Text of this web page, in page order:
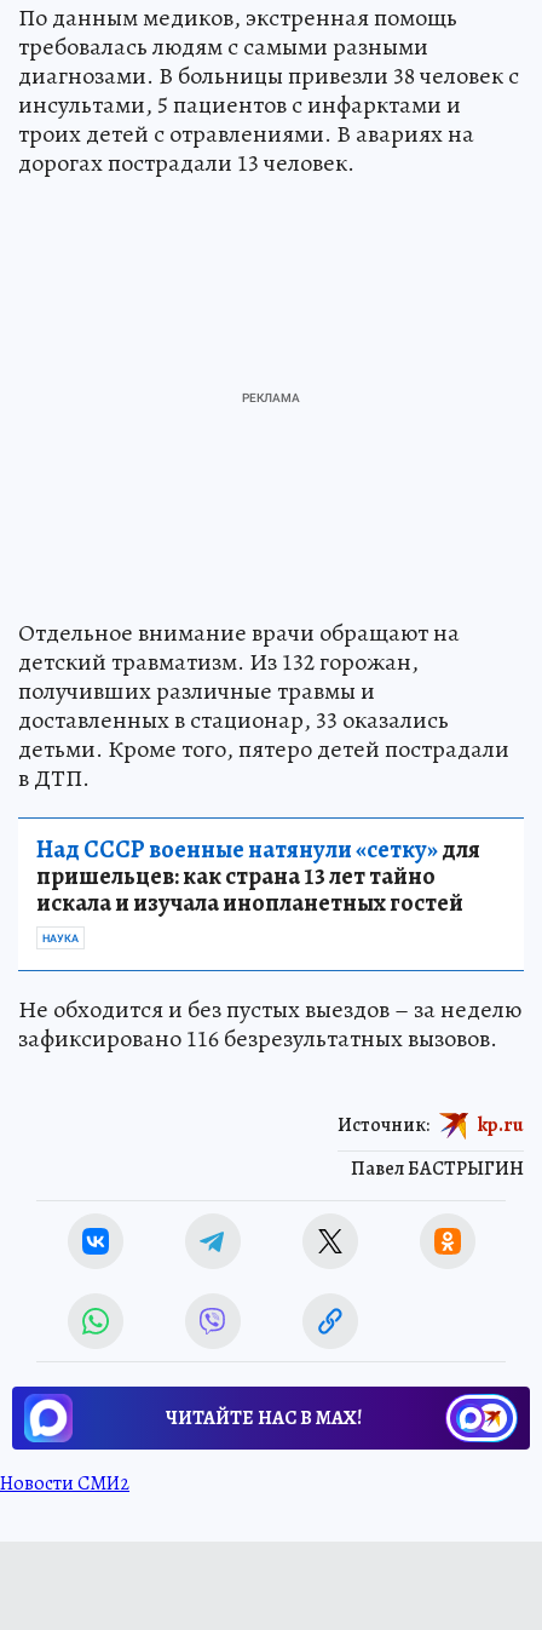
По данным медиков, экстренная помощь
требовалась людям с самыми разными
диагнозами. В больницы привезли 38 человек с
инсультами, 5 пациентов с инфарктами и
троих детей с отравлениями. В авариях на
дорогах пострадали 13 человек.
Отдельное внимание врачи обращают на
детский травматизм. Из 132 горожан,
получивших различные травмы и
доставленных в стационар, 33 оказались
детьми. Кроме того, пятеро детей пострадали
в ДТП.
Над СССР военные натянули «сетку»для
пришельцев: как страна 13 лет тайно
искала и изучала инопланетных гостей
НАУКА
Не обходится и без пустых выездов – за неделю
зафиксировано 116 безрезультатных вызовов.
Павел БАСТРЫГИН
Источник: kp.ru
ЧИТАЙТЕ НАС В МАХ!
Новости СМИ2